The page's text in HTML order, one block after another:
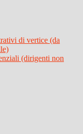
di vertice (da
(dirigenti non